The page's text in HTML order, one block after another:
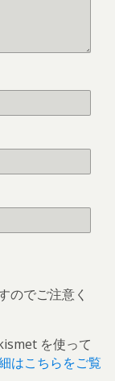
のでご注意く
を使って
はこちらをご覧